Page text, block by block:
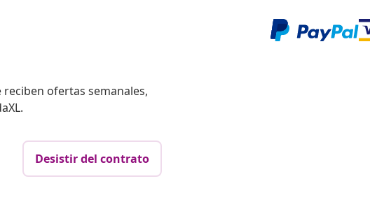
ofertas semanales,
Desistir del contrato